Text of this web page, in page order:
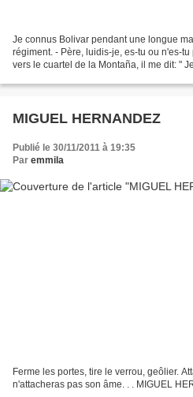
Je connus Bolivar pendant une longue
régiment. - Père, luidis-je, es-tu ou n'es-
vers le cuartel de la Montaña, il me dit: "
MIGUEL HERNANDEZ
Publié le 30/11/2011 à 19:35
Par emmila
Ferme les portes, tire le verrou, geôlier.
n'attacheras pas son âme. . . MIGUEL